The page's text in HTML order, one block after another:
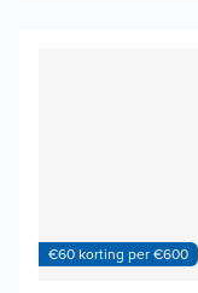
€60 korting per €600